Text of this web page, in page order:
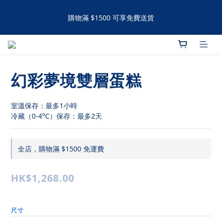
購物滿 $1500 可享免費送貨
手工撻 / 曲奇購買滿60件可享有九五折優惠 滿120件可享有九折優
購物滿 $1500 可享免費送貨
幻彩夢境雙層蛋糕
室溫保存：最多1小時
冷藏（0-4°C）保存：最多2天
全店，購物滿 $1500 免運費
HK$1,268.00
尺寸